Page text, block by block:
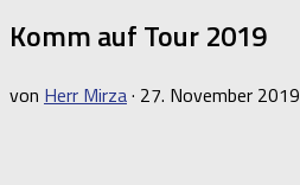
Komm auf Tour 2019
von Herr Mirza· 27. November 2019